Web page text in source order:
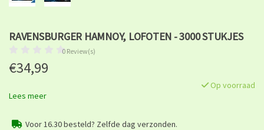
RAVENSBURGER HAMNOY, LOFOTEN - 3000 STUKJES
0 Review(s)
€34,99
Op voorraad
Lees meer
Voor 16.30 besteld? Zelfde dag verzonden.